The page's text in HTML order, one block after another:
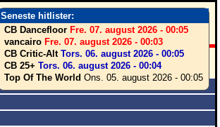
Seneste hitlister:
CB Dancefloor Fre. 07. august 2026 - 00:05
vancairo Fre. 07. august 2026 - 00:03
CB Critic-Alt Tors. 06. august 2026 - 00:05
CB 25+ Tors. 06. august 2026 - 00:04
Top Of The World Ons. 05. august 2026 - 00:05